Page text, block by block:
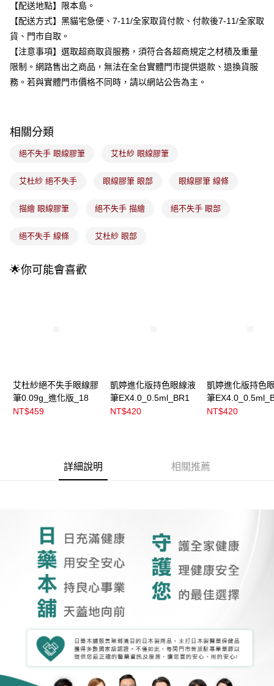
匯豐（台灣）商業銀行
聯邦商業銀行
遠東國際商業銀行
元大商業銀行
台新國際商業銀行
中國信託商業銀行
台灣樂天信用卡公司
街口支付
悠遊付
Google Pay
全盈+PAY
【大哥付你分期使用說明】
2.付款方式選擇「大哥付你分期」，訂單成立後會自動跳轉到大哥付的交易
成交易。
3.實際核准額度、可分期數及費用金額請依後續交易確認頁面所載為準。
消。如遇「轉專審核」未通過狀況，表示未達大哥付你分期系統評分，恕無
【繳款方式說明】
1.分期款項不併入電信帳單，「大哥付你分期」於每月結算日後寄送繳費提
2.透過簡訊連結打開帳單後，可選擇「超商條碼／台灣大直營門市／銀行轉
帳／街口支付／iPASS MONEY」等通路繳費。
每筆NT$100，滿NT$899(含以上)免運費
付款後全家取貨
7-11取貨付款
付款後門市自取
每筆NT$100，滿NT$399(含以上)免運費
【配送地點】限本島。
【配送方式】黑貓宅急便、7-11/全家取貨付款、付款後7-11/全家取
貨、門市自取。
【注意事項】選取超商取貨服務，須符合各超商規定之材積及重量
限制。網路售出之商品，無法在全台實體門市提供退款、退換貨服
務。若與實體門市價格不同時，請以網站公告為主。
相關分類
絕不失手 眼線膠筆 艾杜紗 眼線膠筆
艾杜紗 絕不失手 眼線膠筆 眼部 眼線膠筆 線條
描繪 眼線膠筆 絕不失手 描繪 絕不失手 眼部
絕不失手 線條 艾杜紗 眼部
🌟你可能會喜歡
艾杜紗絕不失手眼線膠
筆0.09g_進化版_18
NT$459
凱婷進化版持色眼線液
筆EX4.0_0.5ml_BR1
NT$420
凱婷進化版持色
筆
NT$420
詳細說明 相關推薦